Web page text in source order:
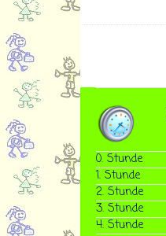
0. Stunde
1. Stunde
2. Stunde
3. Stunde
4. Stunde